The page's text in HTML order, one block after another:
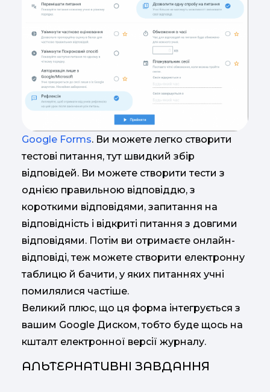
Google Forms. Ви можете легко створити
тестові питання, тут швидкий збір
відповідей. Ви можете створити тести з
однією правильною відповіддю, з
короткими відповідями, запитання на
відповідність і відкриті питання з довгими
відповідями. Потім ви отримаєте онлайн-
відповіді, теж можете створити електронну
таблицю й бачити, у яких питаннях учні
помилялися частіше.
Великий плюс, що ця форма інтегрується з
вашим Google Диском, тобто буде щось на
кшталт електронної версії журналу.
АЛЬТЕРНАТИВНІ ЗАВДАННЯ